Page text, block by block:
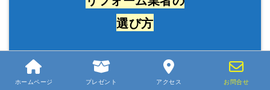
選び方
ホームページ プレゼント アクセス お問合せ